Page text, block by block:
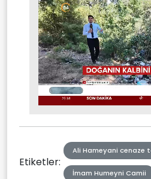
Mute Stream
Etiketler:
Ali Hameyani cenaze
İmam Humeyni Camii